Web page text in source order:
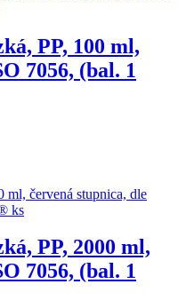
PP, 100 ml,
7056, (bal. 1
PP, 2000 ml,
7056, (bal. 1